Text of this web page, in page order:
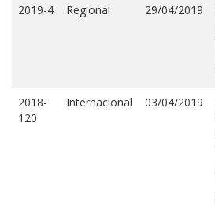
2019-4 Regional 29/04/2019
2018-
120
Internacional 03/04/2019